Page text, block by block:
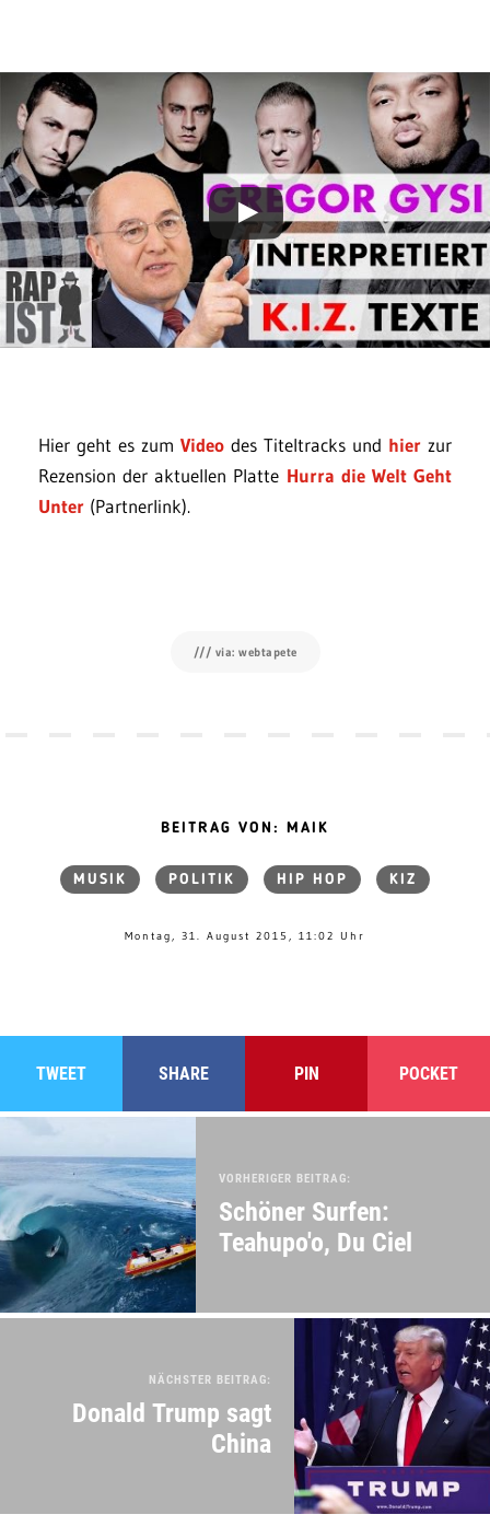
Hier geht es zum Video des Titeltracks und hier zur
Rezension der aktuellen Platte Hurra die Welt Geht
Unter (Partnerlink).
/// via: webtapete
BEITRAG VON: MAIK
MUSIK POLITIK HIP HOP KIZ
Montag, 31. August 2015, 11:02 Uhr
TWEET SHARE PIN POCKET
VORHERIGER BEITRAG:
Schöner Surfen:
Teahupo'o, Du Ciel
NÄCHSTER BEITRAG:
Donald Trump sagt
China